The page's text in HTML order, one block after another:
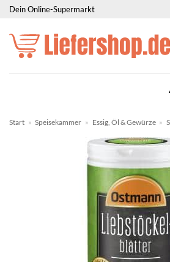
Zum
springen
Dein Online-Supermarkt
Start » Speisekammer » Essig, Öl & Gewürze »